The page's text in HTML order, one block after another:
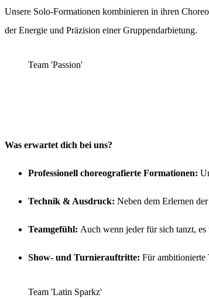
Unsere Solo-Formationen kombinieren in ihren
der Energie und Präzision einer Gruppendarbietung.
Team 'Passion'
Was erwartet dich bei uns?
Professionell choreografierte Formationen:
Technik & Ausdruck: Neben dem Erlernen
Teamgefühl: Auch wenn jeder für sich tanzt,
Show- und Turnierauftritte: Für ambitionierte
Team 'Latin Sparkz'